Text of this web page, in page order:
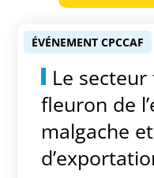
Le
fleuron de
malgache
ÉVÉNEMENT CPCCAF